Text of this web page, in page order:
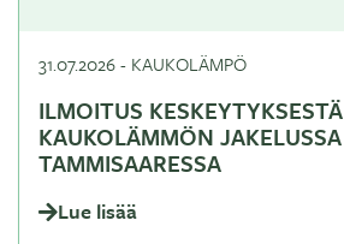
31.07.2026- KAUKOLÄMPÖ
ILMOITUS KESKEYTYKSESTÄ
KAUKOLÄMMÖN JAKELUSSA
TAMMISAARESSA
Lue lisää